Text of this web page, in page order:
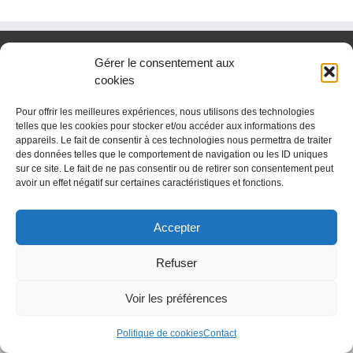
Gérer le consentement aux
cookies
Pour offrir les meilleures expériences, nous utilisons des technologies
telles que les cookies pour stocker et/ou accéder aux informations des
appareils. Le fait de consentir à ces technologies nous permettra de traiter
des données telles que le comportement de navigation ou les ID uniques
sur ce site. Le fait de ne pas consentir ou de retirer son consentement peut
avoir un effet négatif sur certaines caractéristiques et fonctions.
Accepter
Refuser
Voir les préférences
Politique de cookiesContact